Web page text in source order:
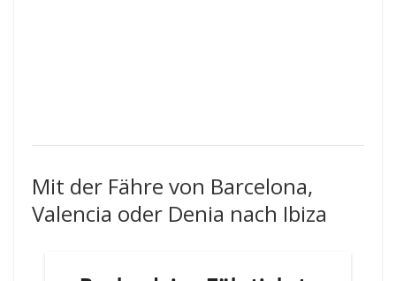
Mit der Fähre von Barcelona,
Valencia oder Denia nach Ibiza